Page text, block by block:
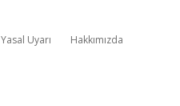
Yasal Uyarı Hakkımızda